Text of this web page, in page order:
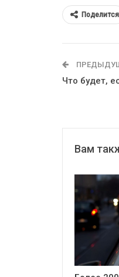
Поделится
Что будет,
Вам